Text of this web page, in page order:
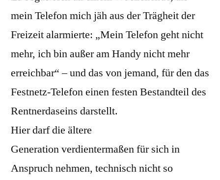
mein Telefon mich jäh aus der Trägheit der
Freizeit alarmierte: „Mein Telefon geht nicht
mehr, ich bin außer am Handy nicht mehr
erreichbar“ – und das von jemand, für den das
Festnetz-Telefon einen festen Bestandteil des
Rentnerdaseins darstellt.
Hier darf die ältere
Generation verdientermaßen für sich in
Anspruch nehmen, technisch nicht so